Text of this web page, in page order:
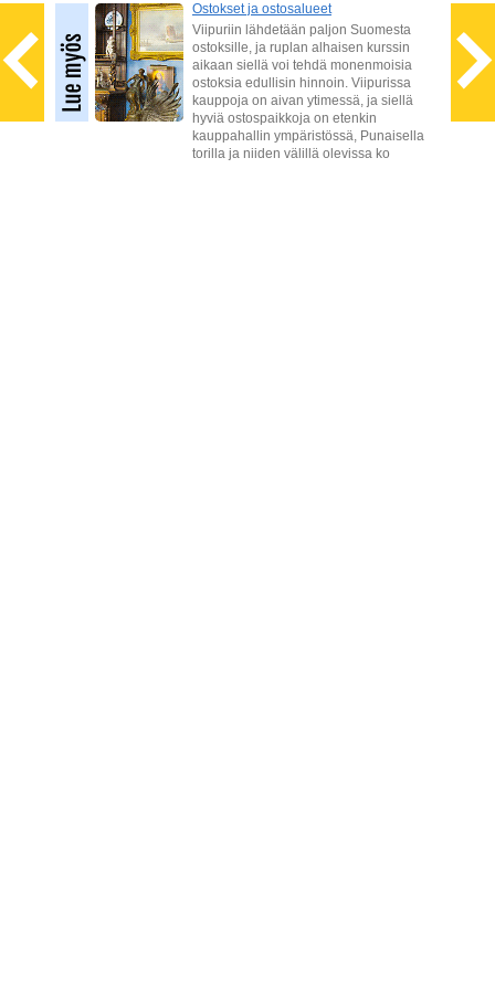
Ostokset ja ostosalueet
Viipuriin lähdetään paljon Suomesta
ostoksille, ja ruplan alhaisen kurssin
aikaan siellä voi tehdä monenmoisia
ostoksia edullisin hinnoin. Viipurissa
kauppoja on aivan ytimessä, ja siellä
hyviä ostospaikkoja on etenkin
kauppahallin ympäristössä, Punaisella
torilla ja niiden välillä olevissa ko